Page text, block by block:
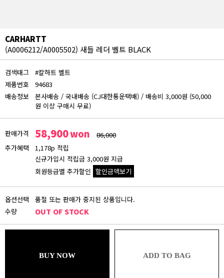
CARHARTT
(A0006212/A0005502) 새들 레더 벨트 BLACK
검색태그
#칼하트 벨트
제품번호
94683
배송정보
본사배송 / 국내배송 (CJ대한통운택배) / 배송비 3,000원 (50,000
원 이상 구매시 무료)
판매가격 58,900won
86,000
추가혜택
1,178p 적립
신규가입시 적립금 3,000원 지급
회원등급별 추가할인 할인금액보기
회원등급 할인가
비회원
58,900원
블루
브론즈
옵션선택
품절 또는 판매가 중지된 상품입니다.
수량
OUT OF STOCK
BUY NOW ADD TO BAG